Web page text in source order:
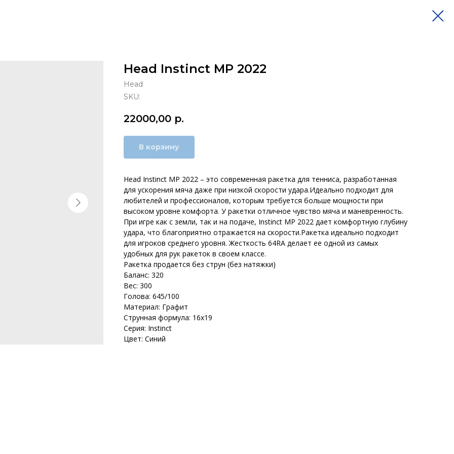
Head Instinct MP 2022
Head
SKU:
22000,00 р.
В корзину
Head Instinct MP 2022 – это современная ракетка для тенниса, разработанная
для ускорения мяча даже при низкой скорости удара.Идеально подходит для
любителей и профессионалов, которым требуется больше мощности при
высоком уровне комфорта. У ракетки отличное чувство мяча и маневренность.
При игре как с земли, так и на подаче, Instinct MP 2022 дает комфортную глубину
удара, что благоприятно отражается на скорости.Ракетка идеально подходит
для игроков среднего уровня. Жесткость 64RA делает ее одной из самых
удобных для рук ракеток в своем классе.
Ракетка продается без струн (без натяжки)
Баланс: 320
Вес: 300
Голова: 645/100
Материал: Графит
Струнная формула: 16х19
Серия: Instinct
Цвет: Синий